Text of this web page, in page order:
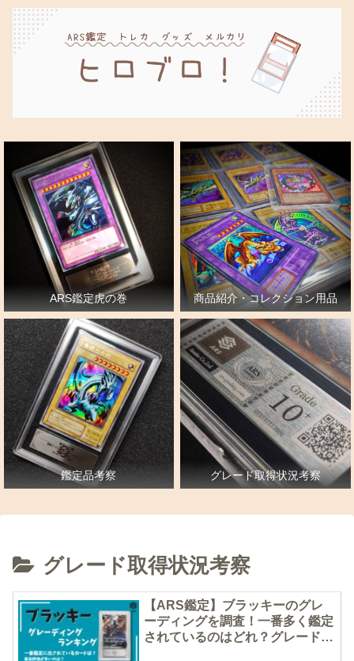
ARS鑑定虎の巻 商品紹介・コレクション用品
鑑定品考察 グレード取得状況考察
グレード取得状況考察
【ARS鑑定】ブラッキーのグレ
ーディングを調査！一番多く鑑定
されているのはどれ？グレード取